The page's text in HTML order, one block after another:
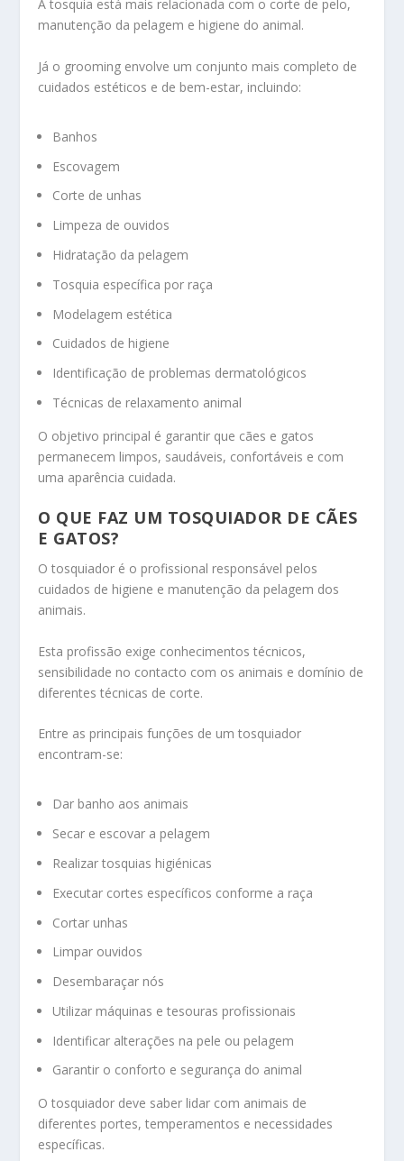
A tosquia está mais relacionada com o corte de pelo,
manutenção da pelagem e higiene do animal.
Já o grooming envolve um conjunto mais completo de
cuidados estéticos e de bem-estar, incluindo:
Banhos
Escovagem
Corte de unhas
Limpeza de ouvidos
Hidratação da pelagem
Tosquia específica por raça
Modelagem estética
Cuidados de higiene
Identificação de problemas dermatológicos
Técnicas de relaxamento animal
O objetivo principal é garantir que cães e gatos
permanecem limpos, saudáveis, confortáveis e com
uma aparência cuidada.
O QUE FAZ UM TOSQUIADOR DE CÃES
E GATOS?
O tosquiador é o profissional responsável pelos
cuidados de higiene e manutenção da pelagem dos
animais.
Esta profissão exige conhecimentos técnicos,
sensibilidade no contacto com os animais e domínio de
diferentes técnicas de corte.
Entre as principais funções de um tosquiador
encontram-se:
Dar banho aos animais
Secar e escovar a pelagem
Realizar tosquias higiénicas
Executar cortes específicos conforme a raça
Cortar unhas
Limpar ouvidos
Desembaraçar nós
Utilizar máquinas e tesouras profissionais
Identificar alterações na pele ou pelagem
Garantir o conforto e segurança do animal
O tosquiador deve saber lidar com animais de
diferentes portes, temperamentos e necessidades
específicas.